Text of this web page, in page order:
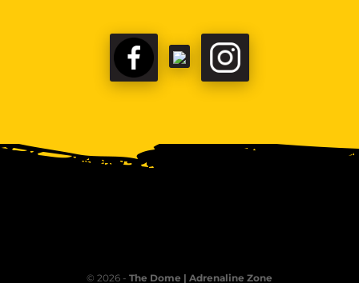
© 2026 - The Dome | Adrenaline Zone